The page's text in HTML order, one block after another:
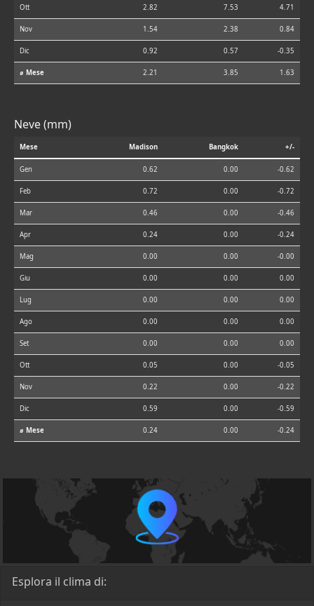
Ott 2.82 7.53 4.71
Nov 1.54 2.38 0.84
Dic 0.92 0.57 -0.35
⌀ Mese 2.21 3.85 1.63
Neve (mm)
Mese Madison Bangkok +/-
Gen 0.62 0.00 -0.62
Feb 0.72 0.00 -0.72
Mar 0.46 0.00 -0.46
Apr 0.24 0.00 -0.24
Mag 0.00 0.00 -0.00
Giu 0.00 0.00 0.00
Lug 0.00 0.00 0.00
Ago 0.00 0.00 0.00
Set 0.00 0.00 0.00
Ott 0.05 0.00 -0.05
Nov 0.22 0.00 -0.22
Dic 0.59 0.00 -0.59
⌀ Mese 0.24 0.00 -0.24
Esplora il clima di: